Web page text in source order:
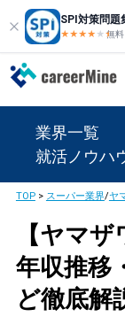
SPI対策問題
★★★★ ★★
無料
業界一覧
就活ノウハ
TOP> スーパー業界/ヤ
【ヤマ
年収推移
ど徹底解